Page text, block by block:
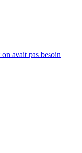
avait pas besoin